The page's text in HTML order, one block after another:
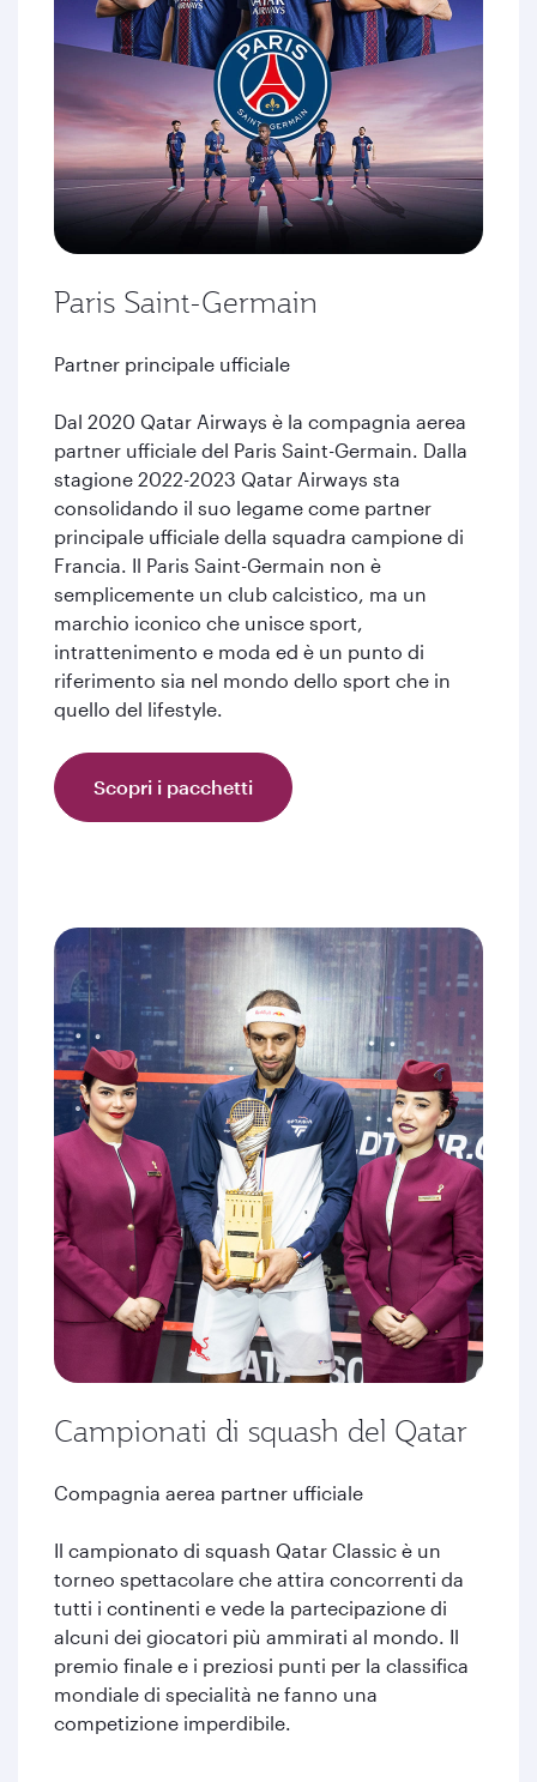
Paris Saint-Germain
Partner principale ufficiale
Dal 2020 Qatar Airways è la compagnia aerea
partner ufficiale del Paris Saint-Germain. Dalla
stagione 2022-2023 Qatar Airways sta
consolidando il suo legame come partner
principale ufficiale della squadra campione di
Francia. Il Paris Saint-Germain non è
semplicemente un club calcistico, ma un
marchio iconico che unisce sport,
intrattenimento e moda ed è un punto di
riferimento sia nel mondo dello sport che in
quello del lifestyle.
Scopri i pacchetti
Campionati di squash del Qatar
Compagnia aerea partner ufficiale
Il campionato di squash Qatar Classic è un
torneo spettacolare che attira concorrenti da
tutti i continenti e vede la partecipazione di
alcuni dei giocatori più ammirati al mondo. Il
premio finale e i preziosi punti per la classifica
mondiale di specialità ne fanno una
competizione imperdibile.